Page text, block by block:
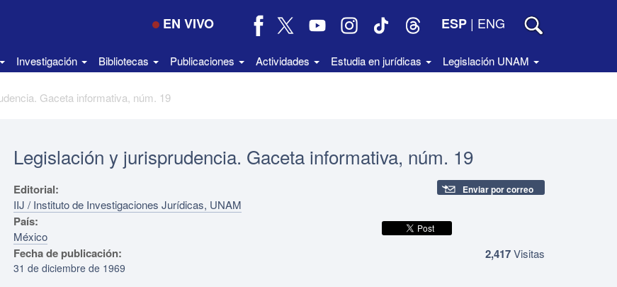
EN VIVO ESP | ENG
Investigación Bibliotecas Publicaciones Actividades Estudia en jurídicas Legislación UNAM
Gaceta informativa, núm. 19
Legislación y jurisprudencia. Gaceta informativa, núm. 19
Editorial:
IIJ / Instituto de Investigaciones Jurídicas, UNAM
País:
México
Fecha de publicación:
31 de diciembre de 1969
Enviar por correo
2,417Visitas